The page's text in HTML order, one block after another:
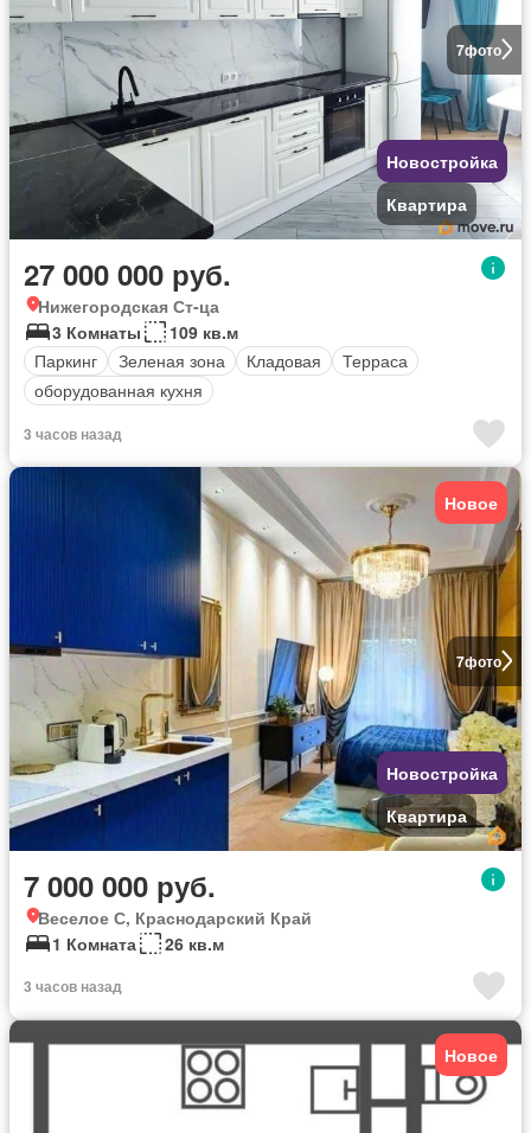
7фото
Новостройка
Квартира
27 000 000 руб.
Нижегородская Ст-ца
3 Комнаты
109 кв.м
Паркинг
Зеленая зона Кладовая
Терраса
оборудованная кухня
3 часов назад
7фото
Новое
Новостройка
Квартира
7 000 000 руб.
Веселое С, Краснодарский Край
1 Комната
26 кв.м
3 часов назад
Новое